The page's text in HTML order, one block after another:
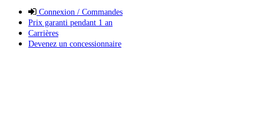
Connexion / Commandes
Prix garanti pendant 1 an
Carrières
Devenez un concessionnaire